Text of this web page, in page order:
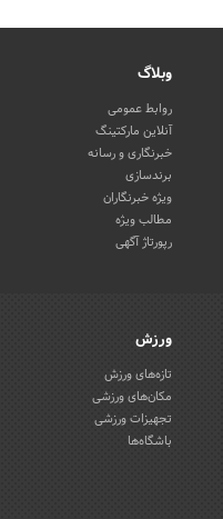
وبلاگ
روابط عمومی
آنلاین مارکتینگ
خبرنگاری و رسانه
برندسازی
ویژه خبرنگاران
مطالب ویژه
رپورتاژ آگهی
ورزش
تازه‌های ورزش
مکان‌های ورزشی
تجهیزات ورزشی
باشگاه‌ها